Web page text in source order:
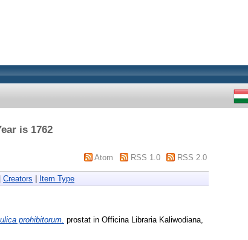
is 1762
Atom RSS 1.0 RSS 2.0
Creators Item Type
prohibitorum. prostat in Officina Libraria Kaliwodiana,